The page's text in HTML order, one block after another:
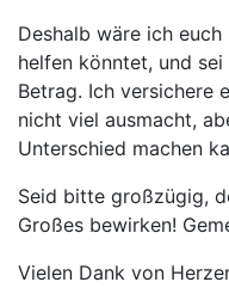
Deshalb wäre ich
helfen könntet, und
Betrag. Ich versichere
nicht viel ausmacht,
Unterschied machen
Seid bitte großzügig,
Großes bewirken!
Vielen Dank von